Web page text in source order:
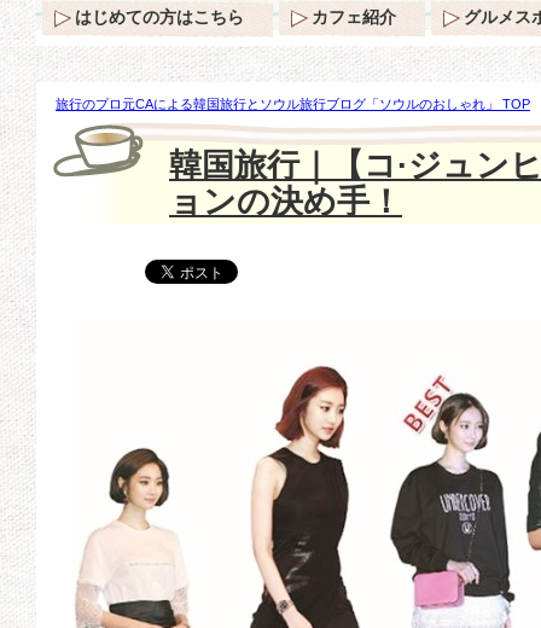
旅行のプロ元CAによる韓国旅行とソウル旅行ブログ「ソウルのおしゃれ」 TOP
ンヒ】短い髪がファッションの決め手！
韓国旅行｜【コ·ジュン
ョンの決め手！
はじめての方はこちら カフェ紹介 グルメス